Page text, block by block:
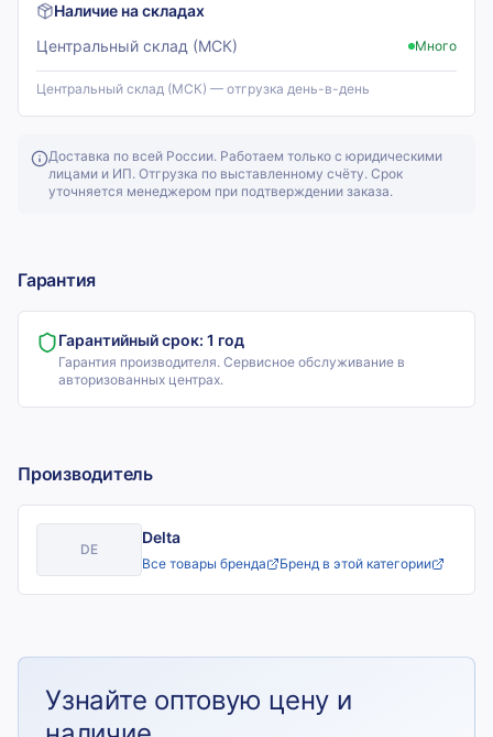
Наличие на складах
Центральный склад (МСК)
Много
Центральный склад (МСК) — отгрузка день-в-день
Доставка по всей России. Работаем только с юридическими
лицами и ИП. Отгрузка по выставленному счёту. Срок
уточняется менеджером при подтверждении заказа.
Гарантия
Гарантийный срок: 1 год
Гарантия производителя. Сервисное обслуживание в
авторизованных центрах.
Производитель
DE
Delta
Все товары бренда Бренд в этой категории
Узнайте оптовую цену и